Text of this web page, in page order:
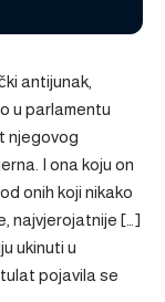
antijunak,
u parlamentu
njegovog
I ona koju on
onih koji nikako
najvjerojatnije […]
ukinuti u
pojavila se